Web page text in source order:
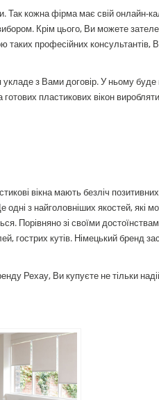
Так кожна фірма має свій онлайн-
Крім цього, Ви можете
таких професійних консультантів,
укладе з Вами договір. У ньому
готових пластикових вікон
вікна мають безліч
з найголовніших якостей, які
Порівняно зі своїми
гострих кутів. Німецький бренд
Рехау, Ви купуєте не тільки